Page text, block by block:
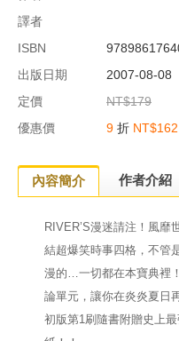
譯者
ISBN
出版日期
2007-08-08
定價
NT$179
優惠價
9 折 NT$162
內容簡介 作者介紹
RIVER’S漫迷請注！風靡
結超爆笑時事四格，不管
漫的…一切都在本寶典裡
論單元，讓你在炎炎夏日
初版第1刷隨書附贈史上